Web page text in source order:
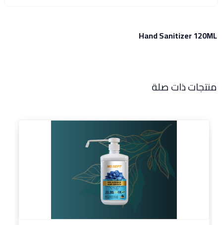
Hand Sanitizer 120ML
منتجات ذات صلة